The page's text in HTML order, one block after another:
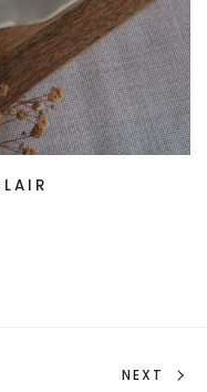
A I R
NEXT